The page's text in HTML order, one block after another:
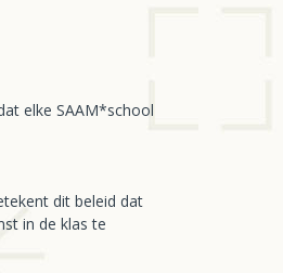
elke SAAM*school
dit beleid dat
in de klas te